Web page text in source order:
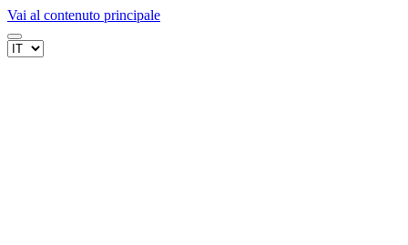
Vai al contenuto principale